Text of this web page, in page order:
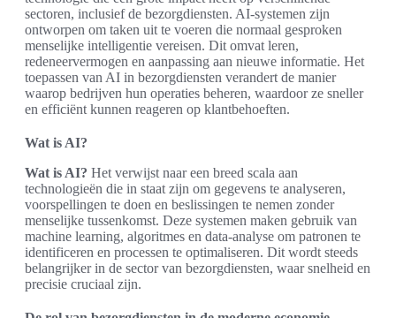
sectoren, inclusief de bezorgdiensten. AI-systemen zijn
ontworpen om taken uit te voeren die normaal gesproken
menselijke intelligentie vereisen. Dit omvat leren,
redeneervermogen en aanpassing aan nieuwe informatie. Het
toepassen van AI in bezorgdiensten verandert de manier
waarop bedrijven hun operaties beheren, waardoor ze sneller
en efficiënt kunnen reageren op klantbehoeften.
Wat is AI?
Wat is AI? Het verwijst naar een breed scala aan
technologieën die in staat zijn om gegevens te analyseren,
voorspellingen te doen en beslissingen te nemen zonder
menselijke tussenkomst. Deze systemen maken gebruik van
machine learning, algoritmes en data-analyse om patronen te
identificeren en processen te optimaliseren. Dit wordt steeds
belangrijker in de sector van bezorgdiensten, waar snelheid en
precisie cruciaal zijn.